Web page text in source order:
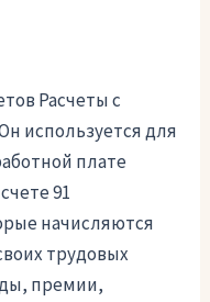
Расчеты с
используется для
плате
91
начисляются
трудовых
премии,